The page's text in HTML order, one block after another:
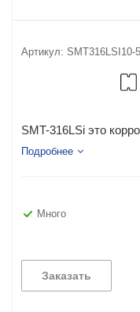
Артикул: SMT316LSI10-5
SMT-316LSi это
Подробнее
Много
Заказать